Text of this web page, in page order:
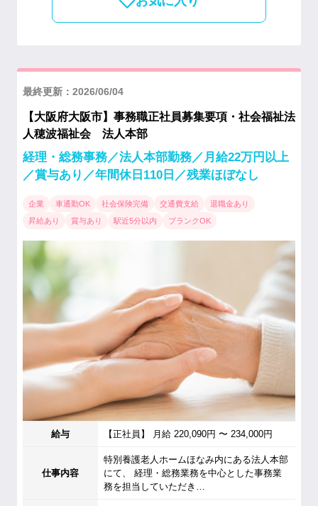
最終更新：2026/06/04
【大阪府大阪市】事務職正社員募集要項・社会福祉法
人穂波福祉会 法人本部
経理・総務事務／法人本部勤務／月給22万円以上
／賞与あり／年間休日110日／残業ほぼなし
企業 車通勤OK 社会保険完備 交通費支給
退職金あり
昇給あり
賞与あり 駅近5分以内 ブランクOK
給与 【正社員】 月給 220,090円 〜 234,000円
仕事内容
特別養護老人ホームほなみ内にある法人本部
にて、 経理・総務業務を中心とした事務業
務を担当していただき…